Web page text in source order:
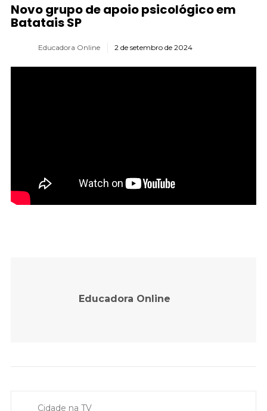
Novo grupo de apoio psicológico em
Batatais SP
Educadora Online 2 de setembro de 2024
Educadora Online
Cidade na TV